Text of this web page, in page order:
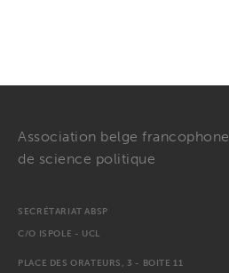
Association belge francophone
de science politique
SECRÉTARIAT ABSP
C/O ISPOLE - UCL
PLACE DES ORATEURS, 3 - BOITE 11